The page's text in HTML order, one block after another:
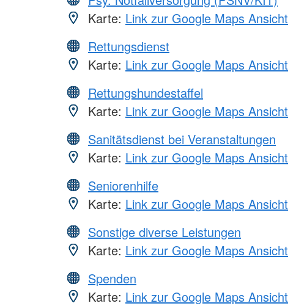
Karte: Link zur Google Maps Ansicht
Rettungsdienst
Karte: Link zur Google Maps Ansicht
Rettungshundestaffel
Karte: Link zur Google Maps Ansicht
Sanitätsdienst bei Veranstaltungen
Karte: Link zur Google Maps Ansicht
Seniorenhilfe
Karte: Link zur Google Maps Ansicht
Sonstige diverse Leistungen
Karte: Link zur Google Maps Ansicht
Spenden
Karte: Link zur Google Maps Ansicht